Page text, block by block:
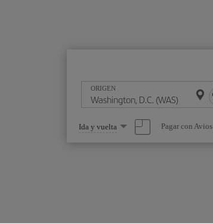
ORIGEN
Seleccione
una
opción
Ida y vuelta Pagar con Avios